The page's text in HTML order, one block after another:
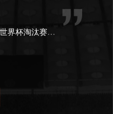
“三国争锋与新纪元：美加墨世界杯淘汰赛版图重构”